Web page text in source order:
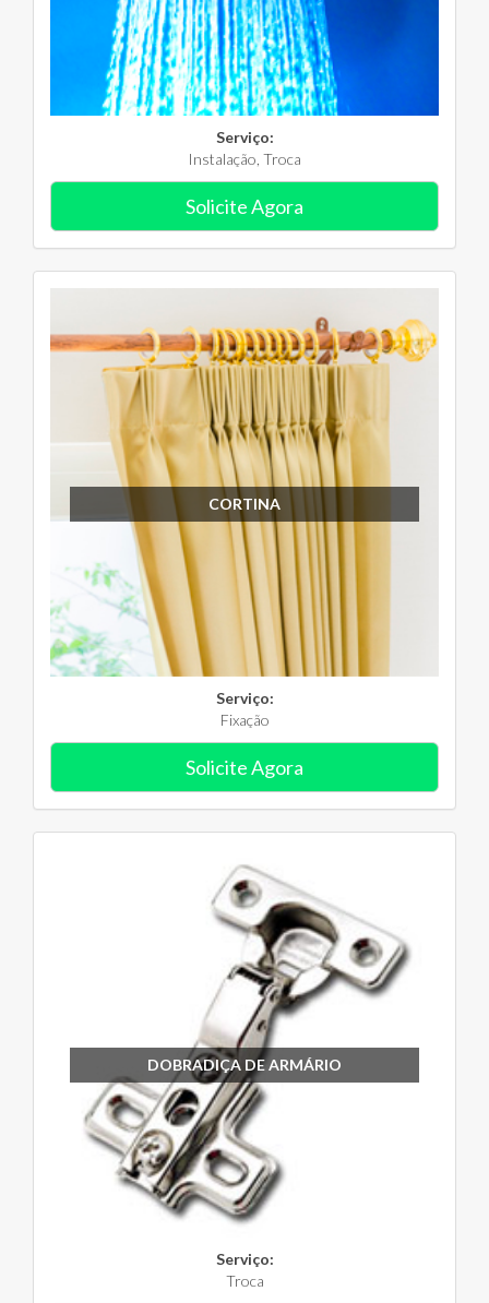
Serviço:
Instalação, Troca
Solicite Agora
CORTINA
Serviço:
Fixação
Solicite Agora
DOBRADIÇA DE ARMÁRIO
Serviço:
Troca